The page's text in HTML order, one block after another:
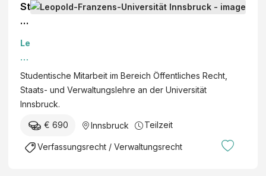
St
u
e
nt
is
c
h
it
Le
o
p
ol
d-
nz
Studentische Mitarbeit im Bereich Öffentliches Recht,
Staats- und Verwaltungslehre an der Universität
Innsbruck.
€ 690 Innsbruck Teilzeit
Verfassungsrecht / Verwaltungsrecht